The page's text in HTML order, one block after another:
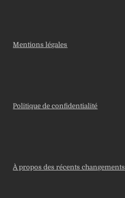
Mentions légales
Politique de confidentialité
À propos des récents changements